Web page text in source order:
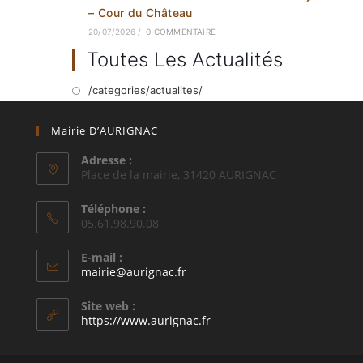
– Cour du Château
20/07/2026 / 0 COMMENTAIRE
Toutes Les Actualités
/categories/actualites/
Mairie D’AURIGNAC
Adresse :
Place de la mairie, 31420 AURIGNAC
Téléphone :
05.61.98.90.08
E-mail :
mairie@aurignac.frS’ouvre
application
Site web :
https://www.aurignac.fr